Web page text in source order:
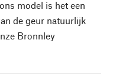
model is het een
de geur natuurlijk
Bronnley